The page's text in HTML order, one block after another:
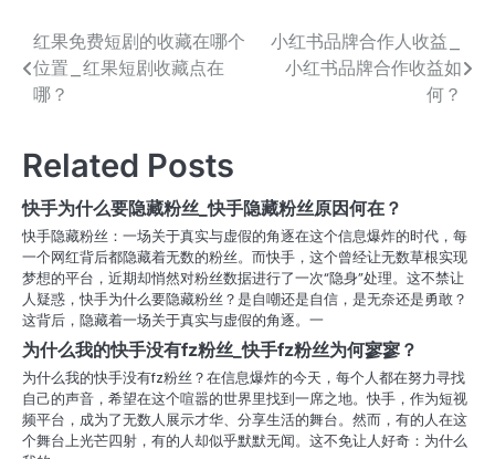
文
章
航
红果免费短剧的收藏在哪个
位置_红果短剧收藏点在
哪？
小红书品牌合作人收益_
小红书品牌合作收益如
何？
Related Posts
快手为什么要隐藏粉丝_快手隐藏粉丝原因何在？
快手隐藏粉丝：一场关于真实与虚假的角逐在这个信息爆炸的时代，每
一个网红背后都隐藏着无数的粉丝。而快手，这个曾经让无数草根实现
梦想的平台，近期却悄然对粉丝数据进行了一次“隐身”处理。这不禁让
人疑惑，快手为什么要隐藏粉丝？是自嘲还是自信，是无奈还是勇敢？
这背后，隐藏着一场关于真实与虚假的角逐。一
为什么我的快手没有fz粉丝_快手fz粉丝为何寥寥？
为什么我的快手没有fz粉丝？在信息爆炸的今天，每个人都在努力寻找
自己的声音，希望在这个喧嚣的世界里找到一席之地。快手，作为短视
频平台，成为了无数人展示才华、分享生活的舞台。然而，有的人在这
个舞台上光芒四射，有的人却似乎默默无闻。这不免让人好奇：为什么